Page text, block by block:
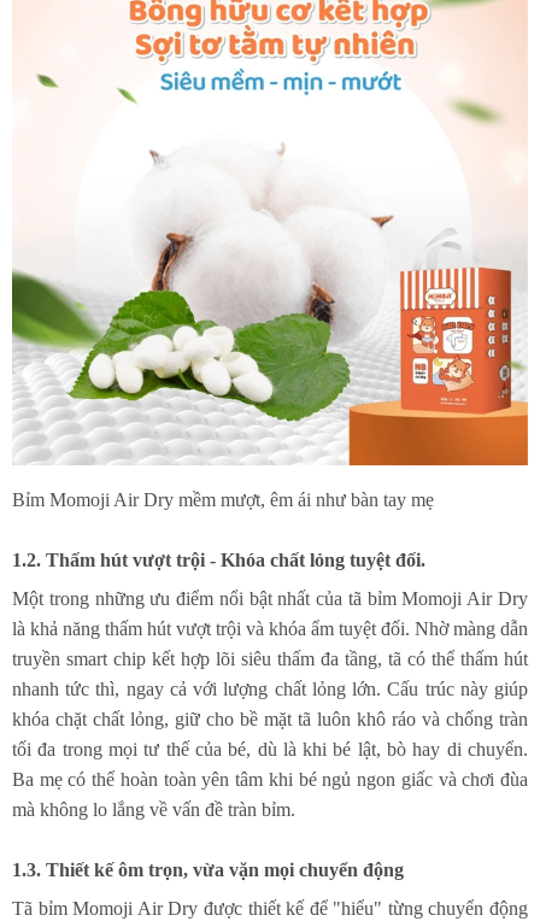
Bỉm Momoji Air Dry mềm mượt, êm ái như bàn tay mẹ
1.2. Thấm hút vượt trội - Khóa chất lỏng tuyệt đối.
Một trong những ưu điểm nổi bật nhất của tã bỉm Momoji Air Dry
là khả năng thấm hút vượt trội và khóa ẩm tuyệt đối. Nhờ màng dẫn
truyền smart chip kết hợp lõi siêu thấm đa tầng, tã có thể thấm hút
nhanh tức thì, ngay cả với lượng chất lỏng lớn. Cấu trúc này giúp
khóa chặt chất lỏng, giữ cho bề mặt tã luôn khô ráo và chống tràn
tối đa trong mọi tư thế của bé, dù là khi bé lật, bò hay di chuyển.
Ba mẹ có thể hoàn toàn yên tâm khi bé ngủ ngon giấc và chơi đùa
mà không lo lắng về vấn đề tràn bỉm.
1.3. Thiết kế ôm trọn, vừa vặn mọi chuyển động
Tã bỉm Momoji Air Dry được thiết kế để "hiểu" từng chuyển động